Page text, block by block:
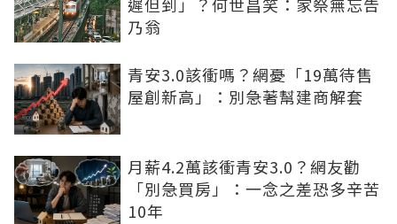
遲但到」？何世昌笑：家祭無忘告
乃翁
青安3.0該衝嗎？網憂「19萬待售
屋創新高」：別急著幫建商解套
月薪4.2萬該衝青安3.0？網友勸
「別急買房」：一念之差恐多辛苦
10年